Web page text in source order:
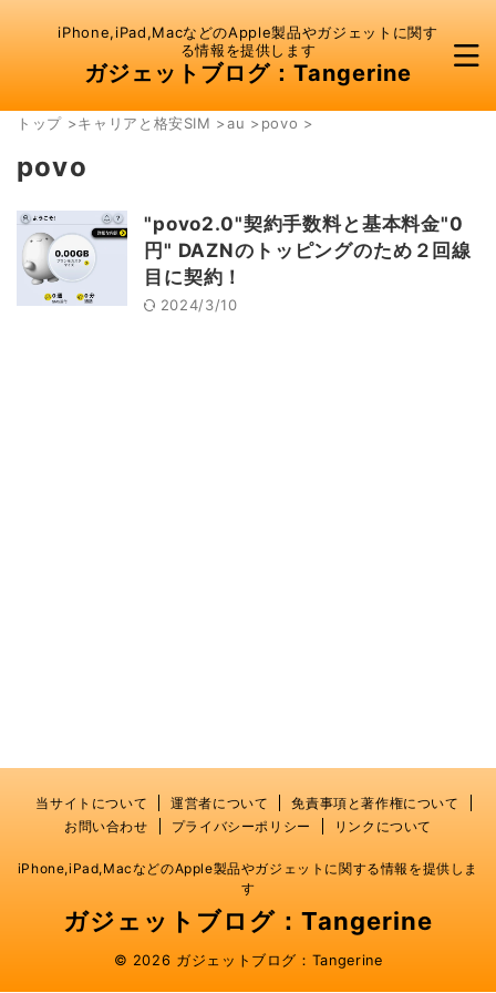
iPhone,iPad,MacなどのApple製品やガジェットに関す
る情報を提供します
ガジェットブログ：Tangerine
トップ>キャリアと格安SIM >au >povo >
povo
"povo2.0"契約手数料と基本料金"0
円" DAZNのトッピングのため２回線
目に契約！
2024/3/10
当サイトについて 運営者について
免責事項と著作権について
お問い合わせ
プライバシーポリシー リンクについて
iPhone,iPad,MacなどのApple製品やガジェットに関する情報を提供しま
す
ガジェットブログ：Tangerine
© 2026 ガジェットブログ：Tangerine